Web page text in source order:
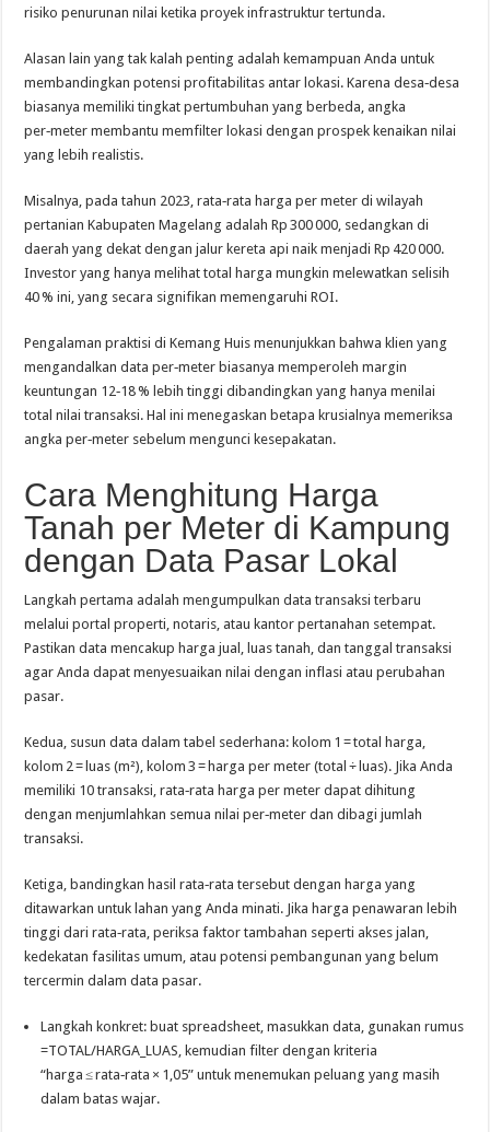
risiko penurunan nilai ketika proyek infrastruktur tertunda.
Alasan lain yang tak kalah penting adalah kemampuan Anda untuk
membandingkan potensi profitabilitas antar lokasi. Karena desa‑desa
biasanya memiliki tingkat pertumbuhan yang berbeda, angka
per‑meter membantu memfilter lokasi dengan prospek kenaikan nilai
yang lebih realistis.
Misalnya, pada tahun 2023, rata‑rata harga per meter di wilayah
pertanian Kabupaten Magelang adalah Rp 300 000, sedangkan di
daerah yang dekat dengan jalur kereta api naik menjadi Rp 420 000.
Investor yang hanya melihat total harga mungkin melewatkan selisih
40 % ini, yang secara signifikan memengaruhi ROI.
Pengalaman praktisi di Kemang Huis menunjukkan bahwa klien yang
mengandalkan data per‑meter biasanya memperoleh margin
keuntungan 12‑18 % lebih tinggi dibandingkan yang hanya menilai
total nilai transaksi. Hal ini menegaskan betapa krusialnya memeriksa
angka per‑meter sebelum mengunci kesepakatan.
Cara Menghitung Harga
Tanah per Meter di Kampung
dengan Data Pasar Lokal
Langkah pertama adalah mengumpulkan data transaksi terbaru
melalui portal properti, notaris, atau kantor pertanahan setempat.
Pastikan data mencakup harga jual, luas tanah, dan tanggal transaksi
agar Anda dapat menyesuaikan nilai dengan inflasi atau perubahan
pasar.
Kedua, susun data dalam tabel sederhana: kolom 1 = total harga,
kolom 2 = luas (m²), kolom 3 = harga per meter (total ÷ luas). Jika Anda
memiliki 10 transaksi, rata‑rata harga per meter dapat dihitung
dengan menjumlahkan semua nilai per‑meter dan dibagi jumlah
transaksi.
Ketiga, bandingkan hasil rata‑rata tersebut dengan harga yang
ditawarkan untuk lahan yang Anda minati. Jika harga penawaran lebih
tinggi dari rata‑rata, periksa faktor tambahan seperti akses jalan,
kedekatan fasilitas umum, atau potensi pembangunan yang belum
tercermin dalam data pasar.
Langkah konkret: buat spreadsheet, masukkan data, gunakan rumus
=TOTAL/HARGA_LUAS, kemudian filter dengan kriteria
“harga ≤ rata‑rata × 1,05” untuk menemukan peluang yang masih
dalam batas wajar.